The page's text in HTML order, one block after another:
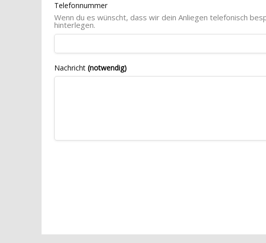
Telefonnummer
Wenn du es wünscht, dass wir dein Anliegen telefonisch
hinterlegen.
Nachricht(notwendig)